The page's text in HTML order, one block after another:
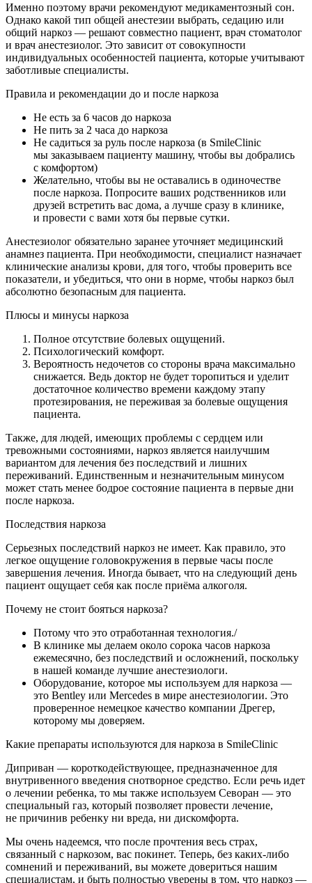
Именно поэтому врачи рекомендуют медикаментозный сон.
Однако какой тип общей анестезии выбрать, седацию или
общий наркоз — решают совместно пациент, врач стоматолог
и врач анестезиолог. Это зависит от совокупности
индивидуальных особенностей пациента, которые учитывают
заботливые специалисты.
Правила и рекомендации до и после наркоза
Не есть за 6 часов до наркоза
Не пить за 2 часа до наркоза
Не садиться за руль после наркоза (в SmileClinic
мы заказываем пациенту машину, чтобы вы добрались
с комфортом)
Желательно, чтобы вы не оставались в одиночестве
после наркоза. Попросите ваших родственников или
друзей встретить вас дома, а лучше сразу в клинике,
и провести с вами хотя бы первые сутки.
Анестезиолог обязательно заранее уточняет медицинский
анамнез пациента. При необходимости, специалист назначает
клинические анализы крови, для того, чтобы проверить все
показатели, и убедиться, что они в норме, чтобы наркоз был
абсолютно безопасным для пациента.
Плюсы и минусы наркоза
Полное отсутствие болевых ощущений.
Психологический комфорт.
Вероятность недочетов со стороны врача максимально
снижается. Ведь доктор не будет торопиться и уделит
достаточное количество времени каждому этапу
протезирования, не переживая за болевые ощущения
пациента.
Также, для людей, имеющих проблемы с сердцем или
тревожными состояниями, наркоз является наилучшим
вариантом для лечения без последствий и лишних
переживаний. Единственным и незначительным минусом
может стать менее бодрое состояние пациента в первые дни
после наркоза.
Последствия наркоза
Серьезных последствий наркоз не имеет. Как правило, это
легкое ощущение головокружения в первые часы после
завершения лечения. Иногда бывает, что на следующий день
пациент ощущает себя как после приёма алкоголя.
Почему не стоит бояться наркоза?
Потому что это отработанная технология./
В клинике мы делаем около сорока часов наркоза
ежемесячно, без последствий и осложнений, поскольку
в нашей команде лучшие анестезиологи.
Оборудование, которое мы используем для наркоза —
это Bentley или Mercedes в мире анестезиологии. Это
проверенное немецкое качество компании Дрегер,
которому мы доверяем.
Какие препараты используются для наркоза в SmileClinic
Диприван — короткодействующее, предназначенное для
внутривенного введения снотворное средство. Если речь идет
о лечении ребенка, то мы также используем Севоран — это
специальный газ, который позволяет провести лечение,
не причинив ребенку ни вреда, ни дискомфорта.
Мы очень надеемся, что после прочтения весь страх,
связанный с наркозом, вас покинет. Теперь, без каких-либо
сомнений и переживаний, вы можете довериться нашим
специалистам, и быть полностью уверены в том, что наркоз —